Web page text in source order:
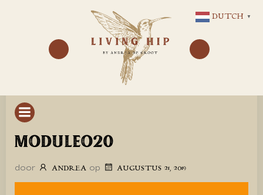
NAAR
DE
INHOUD
MODULEO20
door ANDREA op AUGUSTUS 21, 2019
DUTCH ▼